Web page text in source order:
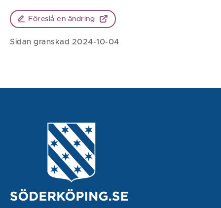
Föreslå en ändring
Sidan granskad 2024-10-04